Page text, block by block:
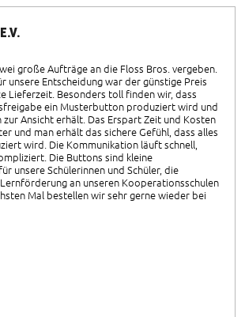
große Aufträge an die Floss Bros. vergeben.
unsere Entscheidung war der günstige Preis
Lieferzeit. Besonders toll finden wir, dass
ein Musterbutton produziert wird und
zur Ansicht erhält. Das Erspart Zeit und Kosten
und man erhält das sichere Gefühl, dass alles
wird. Die Kommunikation läuft schnell,
Die Buttons sind kleine
unsere Schülerinnen und Schüler, die
an unseren Kooperationsschulen
Mal bestellen wir sehr gerne wieder bei